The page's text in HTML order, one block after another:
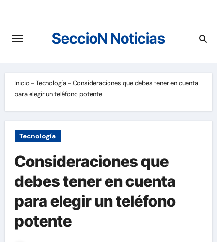
contenido
SeccioN Noticias
Inicio - Tecnología- Consideraciones que debes tener en cuenta
para elegir un teléfono potente
Tecnología
Consideraciones que
debes tener en cuenta
para elegir un teléfono
potente